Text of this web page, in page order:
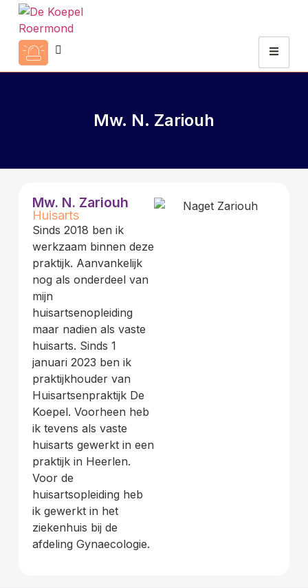
Mw. N. Zariouh
Mw. N. Zariouh
Huisarts
Sinds 2018 ben ik
werkzaam binnen deze
praktijk. Aanvankelijk
nog als onderdeel van
mijn
huisartsenopleiding
maar nadien als vaste
huisarts. Sinds 1
januari 2023 ben ik
praktijkhouder van
Huisartsenpraktijk De
Koepel. Voorheen heb
ik tevens als vaste
huisarts gewerkt in een
praktijk in Heerlen.
Voor de
huisartsopleiding heb
ik gewerkt in het
ziekenhuis bij de
afdeling Gynaecologie.